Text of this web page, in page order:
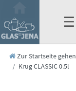
☰
Zur Startseite gehen
Krug CLASSIC 0.5l